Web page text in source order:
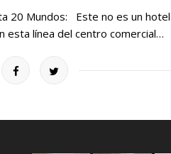
20 Mundos: Este no es un
esta línea del centro comercial…